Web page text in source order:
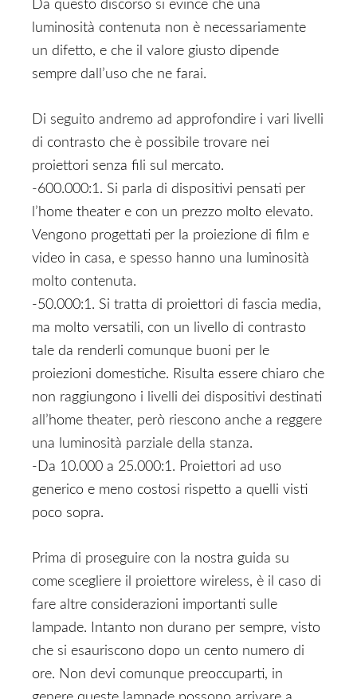
Da questo discorso si evince che una
luminosità contenuta non è necessariamente
un difetto, e che il valore giusto dipende
sempre dall’uso che ne farai.
Di seguito andremo ad approfondire i vari livelli
di contrasto che è possibile trovare nei
proiettori senza fili sul mercato.
-600.000:1. Si parla di dispositivi pensati per
l’home theater e con un prezzo molto elevato.
Vengono progettati per la proiezione di film e
video in casa, e spesso hanno una luminosità
molto contenuta.
-50.000:1. Si tratta di proiettori di fascia media,
ma molto versatili, con un livello di contrasto
tale da renderli comunque buoni per le
proiezioni domestiche. Risulta essere chiaro che
non raggiungono i livelli dei dispositivi destinati
all’home theater, però riescono anche a reggere
una luminosità parziale della stanza.
-Da 10.000 a 25.000:1. Proiettori ad uso
generico e meno costosi rispetto a quelli visti
poco sopra.
Prima di proseguire con la nostra guida su
come scegliere il proiettore wireless, è il caso di
fare altre considerazioni importanti sulle
lampade. Intanto non durano per sempre, visto
che si esauriscono dopo un cento numero di
ore. Non devi comunque preoccuparti, in